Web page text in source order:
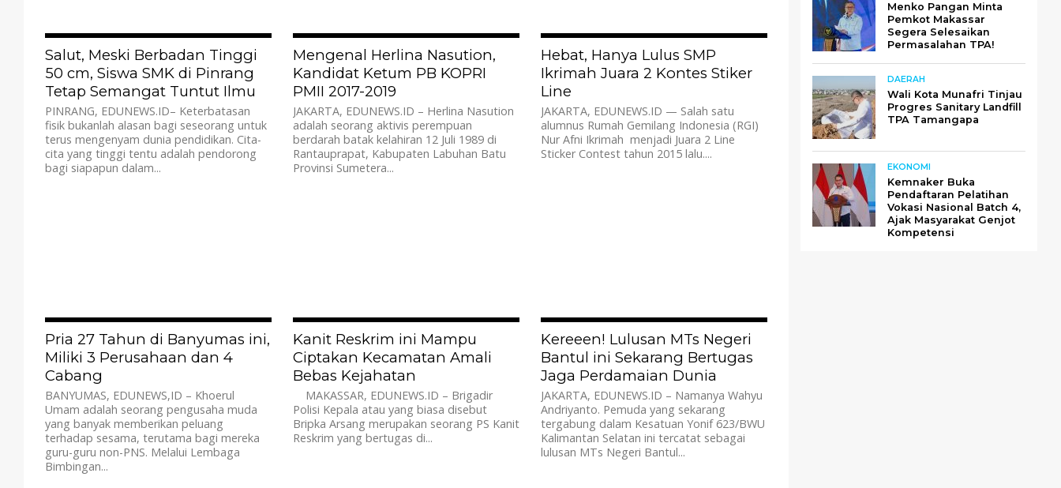
Salut, Meski Berbadan Tinggi
50 cm, Siswa SMK di Pinrang
Tetap Semangat Tuntut Ilmu
PINRANG, EDUNEWS.ID– Keterbatasan
fisik bukanlah alasan bagi seseorang untuk
terus mengenyam dunia pendidikan. Cita-
cita yang tinggi tentu adalah pendorong
bagi siapapun dalam...
Mengenal Herlina Nasution,
Kandidat Ketum PB KOPRI
PMII 2017-2019
JAKARTA, EDUNEWS.ID – Herlina Nasution
adalah seorang aktivis perempuan
berdarah batak kelahiran 12 Juli 1989 di
Rantauprapat, Kabupaten Labuhan Batu
Provinsi Sumetera...
Hebat, Hanya Lulus SMP
Ikrimah Juara 2 Kontes Stiker
Line
JAKARTA, EDUNEWS.ID — Salah satu
alumnus Rumah Gemilang Indonesia (RGI)
Nur Afni Ikrimah menjadi Juara 2 Line
Sticker Contest tahun 2015 lalu....
Pria 27 Tahun di Banyumas ini,
Miliki 3 Perusahaan dan 4
Cabang
BANYUMAS, EDUNEWS,ID – Khoerul
Umam adalah seorang pengusaha muda
yang banyak memberikan peluang
terhadap sesama, terutama bagi mereka
guru-guru non-PNS. Melalui Lembaga
Bimbingan...
Kanit Reskrim ini Mampu
Ciptakan Kecamatan Amali
Bebas Kejahatan
MAKASSAR, EDUNEWS.ID – Brigadir
Polisi Kepala atau yang biasa disebut
Bripka Arsang merupakan seorang PS Kanit
Reskrim yang bertugas di...
Kereeen! Lulusan MTs Negeri
Bantul ini Sekarang Bertugas
Jaga Perdamaian Dunia
JAKARTA, EDUNEWS.ID – Namanya Wahyu
Andriyanto. Pemuda yang sekarang
tergabung dalam Kesatuan Yonif 623/BWU
Kalimantan Selatan ini tercatat sebagai
lulusan MTs Negeri Bantul...
Menko Pangan Minta
Pemkot Makassar
Segera Selesaikan
Permasalahan TPA!
DAERAH
Wali Kota Munafri Tinjau
Progres Sanitary Landfill
TPA Tamangapa
EKONOMI
Kemnaker Buka
Pendaftaran Pelatihan
Vokasi Nasional Batch 4,
Ajak Masyarakat Genjot
Kompetensi